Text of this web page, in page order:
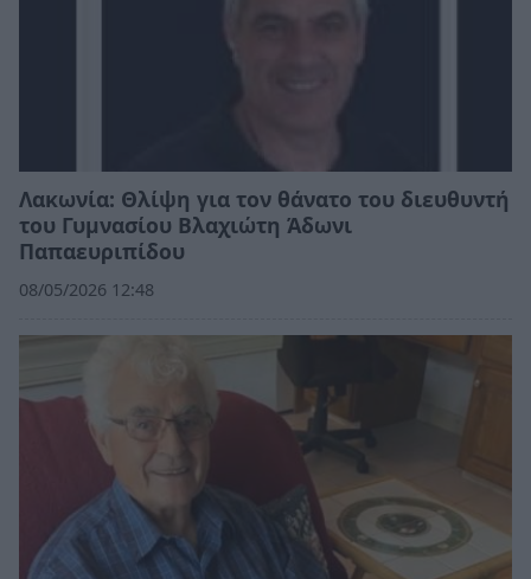
Λακωνία: Θλίψη για τον θάνατο του διευθυντή
του Γυμνασίου Βλαχιώτη Άδωνι
Παπαευριπίδου
08/05/2026 12:48